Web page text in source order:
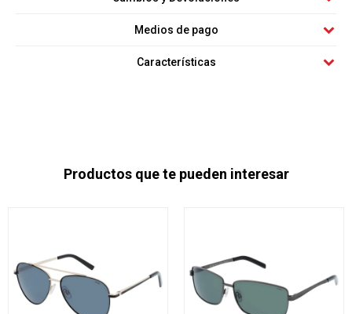
Medios de pago
Características
Productos que te pueden interesar